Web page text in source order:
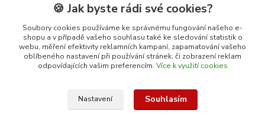
📞 728 007 997
⏰ Po-Pá | 7:00 - 13:30 |
info@repulse.cz
🍪 Jak byste rádi své cookies?
Soubory cookies používáme ke správnému fungování našeho e-
shopu a v případě vašeho souhlasu také ke sledování statistik o
webu, měření efektivity reklamních kampaní, zapamatování vašeho
oblíbeného nastavení při používání stránek, či zobrazení reklam
odpovídajících vašim preferencím. Více k využití cookies
Nastavení Souhlasím